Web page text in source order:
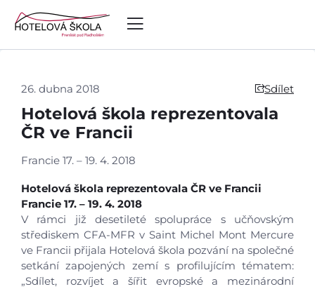
26. dubna 2018 Sdílet
Hotelová škola reprezentovala
ČR ve Francii
Francie 17. – 19. 4. 2018
Hotelová škola reprezentovala ČR ve Francii
Francie 17. – 19. 4. 2018
V rámci již desetileté spolupráce s učňovským
střediskem CFA-MFR v Saint Michel Mont Mercure
ve Francii přijala Hotelová škola pozvání na společné
setkání zapojených zemí s profilujícím tématem:
„Sdílet, rozvíjet a šířit evropské a mezinárodní